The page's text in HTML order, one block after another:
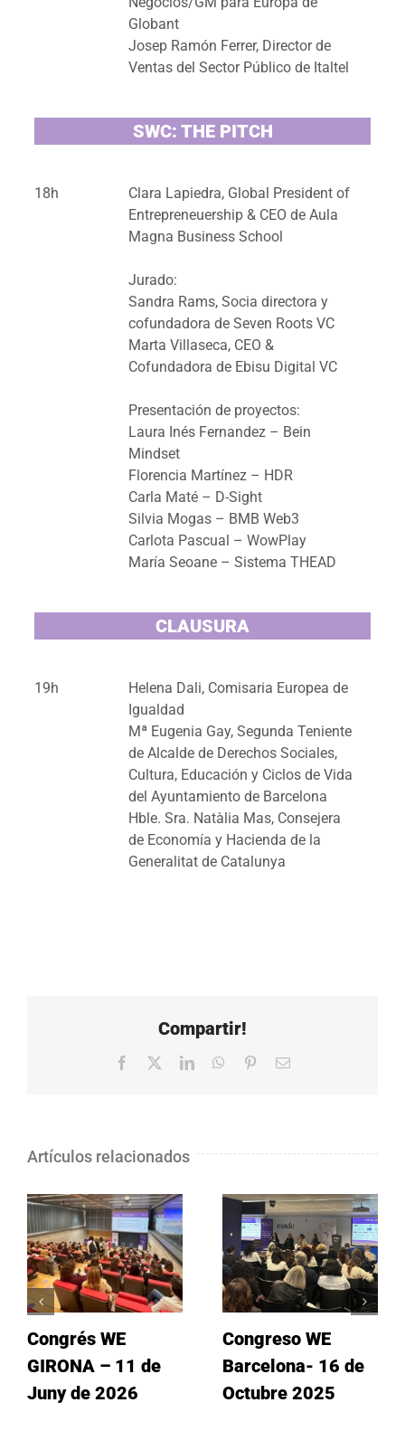
Globant
Josep Ramón Ferrer, Director de
Ventas del Sector Público de Italtel
SWC: THE PITCH
18h
Clara Lapiedra, Global President of
Entrepreneuership & CEO de Aula
Magna Business School
Jurado:
Sandra Rams, Socia directora y
cofundadora de Seven Roots VC
Marta Villaseca, CEO &
Cofundadora de Ebisu Digital VC
Presentación de proyectos:
Laura Inés Fernandez – Bein
Mindset
Florencia Martínez – HDR
Carla Maté – D-Sight
Silvia Mogas – BMB Web3
Carlota Pascual – WowPlay
María Seoane – Sistema THEAD
CLAUSURA
19h
Helena Dali, Comisaria Europea de
Igualdad
Mª Eugenia Gay, Segunda Teniente
de Alcalde de Derechos Sociales,
Cultura, Educación y Ciclos de Vida
del Ayuntamiento de Barcelona
Hble. Sra. Natàlia Mas, Consejera
de Economía y Hacienda de la
Generalitat de Catalunya
Compartir!
Facebook LinkedInWhatsApp
PinterestCorreo
Artículos relacionados
Congrés WE
GIRONA – 11 de
Juny de 2026
Congreso WE
Barcelona- 16 de
Octubre 2025